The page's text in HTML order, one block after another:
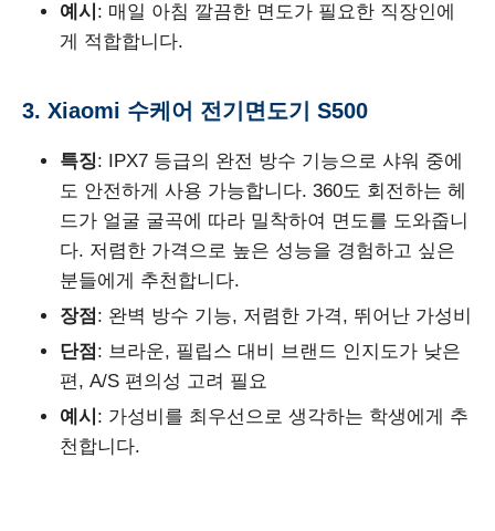
예시 : 매일 아침 깔끔한 면도가 필요한 직장인에
게 적합합니다.
3. Xiaomi 수케어 전기면도기 S500
특징: IPX7 등급의 완전 방수 기능으로 샤워 중에
도 안전하게 사용 가능합니다. 360도 회전하는 헤
드가 얼굴 굴곡에 따라 밀착하여 면도를 도와줍니
다. 저렴한 가격으로 높은 성능을 경험하고 싶은
분들에게 추천합니다.
장점 : 완벽 방수 기능, 저렴한 가격, 뛰어난 가성비
단점 : 브라운, 필립스 대비 브랜드 인지도가 낮은
편, A/S 편의성 고려 필요
예시 : 가성비를 최우선으로 생각하는 학생에게 추
천합니다.